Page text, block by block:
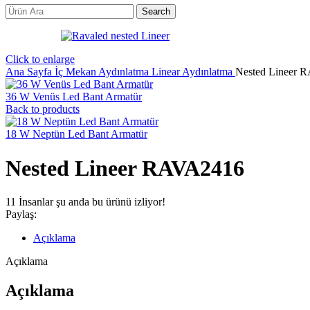
Search
Click to enlarge
Ana Sayfa İç Mekan Aydınlatma Linear Aydınlatma Nested Lineer
36 W Venüs Led Bant Armatür
Back to products
18 W Neptün Led Bant Armatür
Nested Lineer RAVA2416
11 İnsanlar şu anda bu ürünü izliyor!
Paylaş:
Açıklama
Açıklama
Açıklama